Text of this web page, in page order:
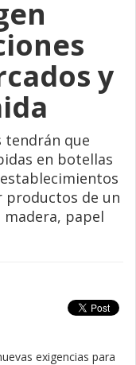
y
tendrán que
en botellas
productos de un
madera, papel
exigencias para